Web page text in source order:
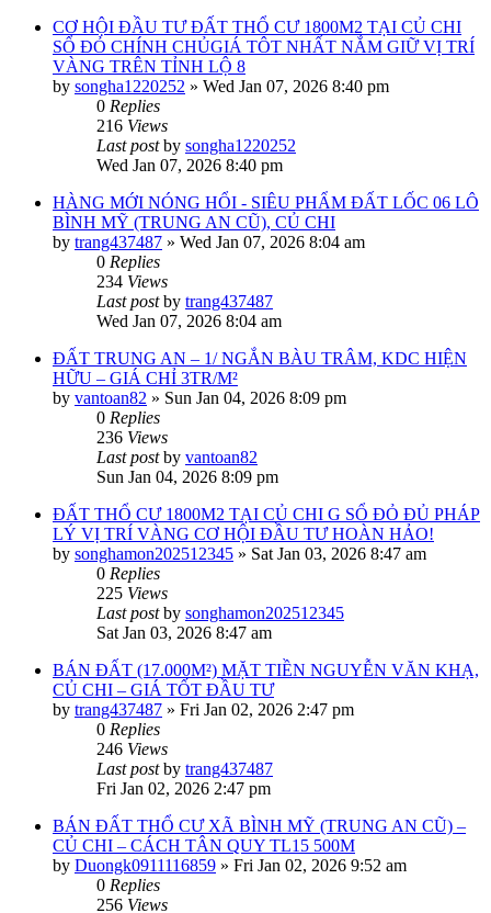
CƠ HỘI ĐẦU TƯ ĐẤT THỔ CƯ 1800M2 TẠI CỦ CHI
SỔ ĐỎ CHÍNH CHỦGIÁ TÔT NHẤT NẮM GIỮ VỊ TRÍ
VÀNG TRÊN TỈNH LỘ 8
by songha1220252 » Wed Jan 07, 2026 8:40 pm
0 Replies
216 Views
Last postby songha1220252
Wed Jan 07, 2026 8:40 pm
HÀNG MỚI NÓNG HỔI - SIÊU PHẨM ĐẤT LỐC 06 LÔ
BÌNH MỸ (TRUNG AN CŨ), CỦ CHI
by trang437487 » Wed Jan 07, 2026 8:04 am
0 Replies
234 Views
Last postby trang437487
Wed Jan 07, 2026 8:04 am
ĐẤT TRUNG AN – 1/ NGẮN BÀU TRÂM, KDC HIỆN
HỮU – GIÁ CHỈ 3TR/M²
by vantoan82 » Sun Jan 04, 2026 8:09 pm
0 Replies
236 Views
Last postby vantoan82
Sun Jan 04, 2026 8:09 pm
ĐẤT THỔ CƯ 1800M2 TẠI CỦ CHI G SỔ ĐỎ ĐỦ PHÁP
LÝ VỊ TRÍ VÀNG CƠ HỘI ĐẦU TƯ HOÀN HẢO!
by songhamon202512345 » Sat Jan 03, 2026 8:47 am
0 Replies
225 Views
Last postby songhamon202512345
Sat Jan 03, 2026 8:47 am
BÁN ĐẤT (17.000M²) MẶT TIỀN NGUYỄN VĂN KHẠ,
CỦ CHI – GIÁ TỐT ĐẦU TƯ
by trang437487 » Fri Jan 02, 2026 2:47 pm
0 Replies
246 Views
Last postby trang437487
Fri Jan 02, 2026 2:47 pm
BÁN ĐẤT THỔ CƯ XÃ BÌNH MỸ (TRUNG AN CŨ) –
CỦ CHI – CÁCH TÂN QUY TL15 500M
by Duongk0911116859 » Fri Jan 02, 2026 9:52 am
0 Replies
256 Views